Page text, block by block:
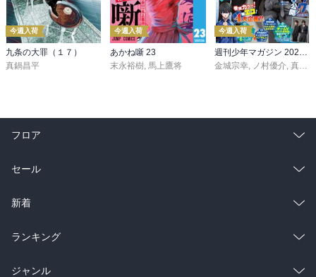
今週入荷
九条の大罪（１７）
真鍋昌平
今週入荷
あかね噺 23
末永裕樹 馬上鷹将
今週入荷
金城宗幸
ノ村優介 真島ヒロ
フロア
総合
ラノベ
雑誌・グラビア
BL・TL
セール
総合
ラノベ
雑誌・グラビア
新着
総合
ラノベ
ランキング
総合
ジャンル